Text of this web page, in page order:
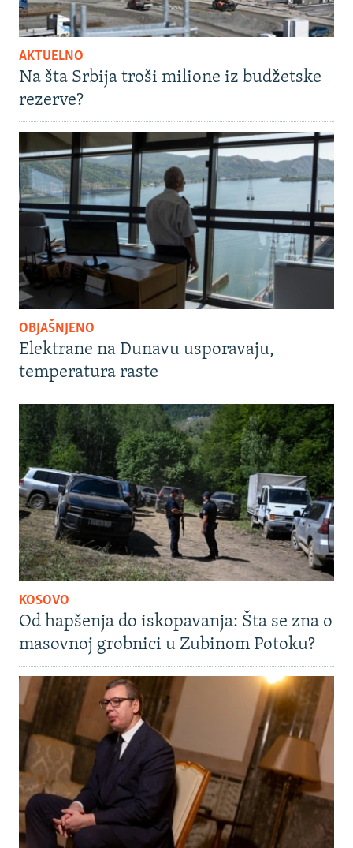
AKTUELNO
Na šta Srbija troši milione iz budžetske
rezerve?
OBJAŠNJENO
Elektrane na Dunavu usporavaju,
temperatura raste
KOSOVO
Od hapšenja do iskopavanja: Šta se zna o
masovnoj grobnici u Zubinom Potoku?